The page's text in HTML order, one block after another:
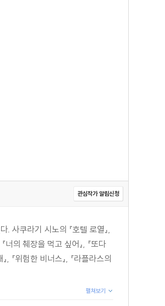
관심작가 알림신청
사쿠라기 시노의 『호텔 로열』,
너의 췌장을 먹고 싶어』, 『또다
, 『위험한 비너스』, 『라플라스의
펼쳐보기